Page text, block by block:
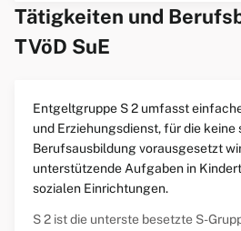
Tätigkeiten und
TVöD SuE
Entgeltgruppe S 2 umfasst
und Erziehungsdienst, für die keine
Berufsausbildung vorausgesetzt
unterstützende Aufgaben in
sozialen Einrichtungen.
S 2 ist die unterste besetzte S-